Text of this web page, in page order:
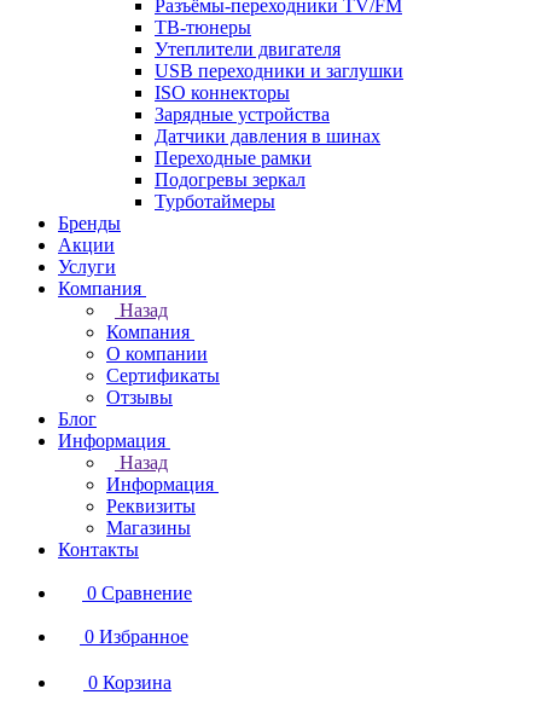
Разъёмы-переходники TV/FM
ТВ-тюнеры
Утеплители двигателя
USB переходники и заглушки
ISO коннекторы
Зарядные устройства
Датчики давления в шинах
Переходные рамки
Подогревы зеркал
Турботаймеры
Бренды
Акции
Услуги
Компания
Назад
Компания
О компании
Сертификаты
Отзывы
Блог
Информация
Назад
Информация
Реквизиты
Магазины
Контакты
0 Сравнение
0 Избранное
0 Корзина